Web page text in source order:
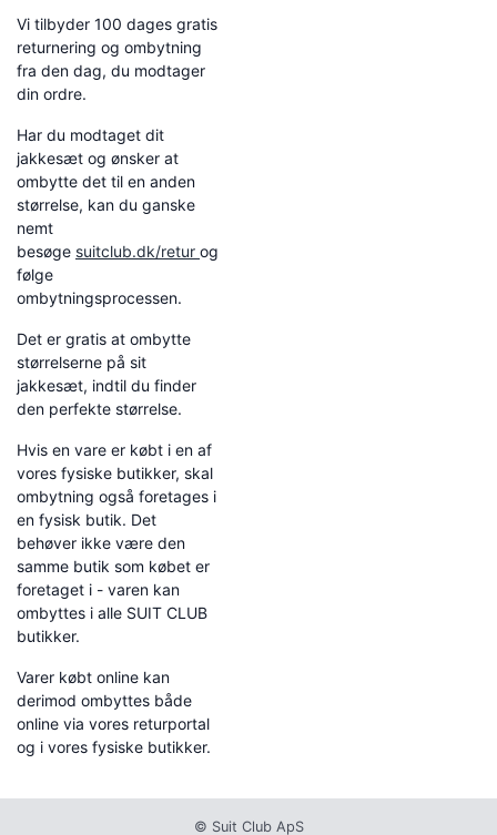
Vi tilbyder 100 dages gratis
returnering og ombytning
fra den dag, du modtager
din ordre.
Har du modtaget dit
jakkesæt og ønsker at
ombytte det til en anden
størrelse, kan du ganske
nemt
besøge suitclub.dk/retur og
følge
ombytningsprocessen.
Det er gratis at ombytte
størrelserne på sit
jakkesæt, indtil du finder
den perfekte størrelse.
Hvis en vare er købt i en af
vores fysiske butikker, skal
ombytning også foretages i
en fysisk butik. Det
behøver ikke være den
samme butik som købet er
foretaget i - varen kan
ombyttes i alle SUIT CLUB
butikker.
Varer købt online kan
derimod ombyttes både
online via vores returportal
og i vores fysiske butikker.
© Suit Club ApS